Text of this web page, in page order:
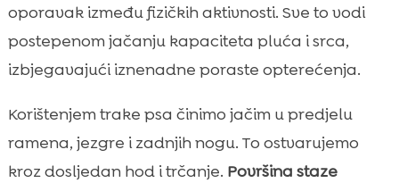
oporavak između fizičkih aktivnosti. Sve to vodi
postepenom jačanju kapaciteta pluća i srca,
izbjegavajući iznenadne poraste opterećenja.
Korištenjem trake psa činimo jačim u predjelu
ramena, jezgre i zadnjih nogu. To ostvarujemo
kroz dosljedan hod i trčanje. Površina staze